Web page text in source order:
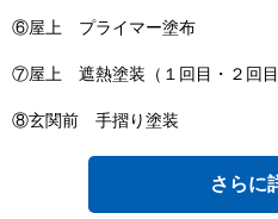
⑥屋上 プライマー塗布
⑦屋上 遮熱塗装（１回目・２回目
⑧玄関前 手摺り塗装
さらに